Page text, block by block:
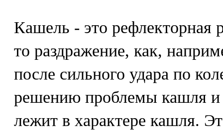
Кашель - это рефлекторная
то раздражение, как,
после сильного удара по
решению проблемы кашля и
лежит в характере кашля.